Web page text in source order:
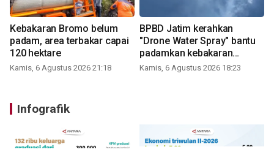
Kebakaran Bromo belum
padam, area terbakar capai
120 hektare
Kamis, 6 Agustus 2026 21:18
BPBD Jatim kerahkan
"Drone Water Spray" bantu
padamkan kebakaran
Bromo
Kamis, 6 Agustus 2026 18:23
Infografik